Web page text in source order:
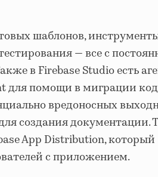
шаблонов,
— все с
в Firebase Studio есть
для помощи в миграции
вредоносных
создания документации.
App Distribution, который
с приложением.